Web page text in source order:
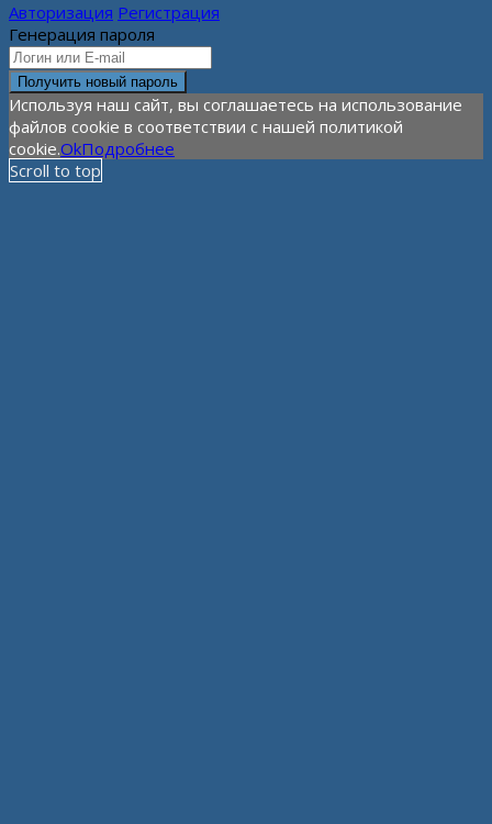
Авторизация Регистрация
Генерация пароля
Используя наш сайт, вы соглашаетесь на использование
файлов cookie в соответствии с нашей политикой
cookie.OkПодробнее
Scroll to top